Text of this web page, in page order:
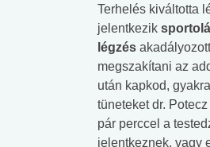
Terhelés kiváltotta
jelentkezik
légzés
megszakítani az
után kapkod,
tüneteket dr.
pár perccel a
jelentkeznek, vagy